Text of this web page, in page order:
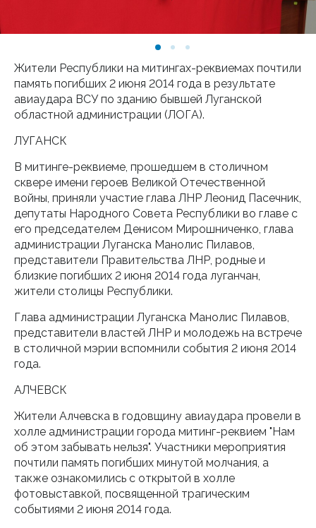
Жители Республики на митингах-реквиемах почтили
память погибших 2 июня 2014 года в результате
авиаудара ВСУ по зданию бывшей Луганской
областной администрации (ЛОГА).
ЛУГАНСК
В митинге-реквиеме, прошедшем в столичном
сквере имени героев Великой Отечественной
войны, приняли участие глава ЛНР Леонид Пасечник,
депутаты Народного Совета Республики во главе с
его председателем Денисом Мирошниченко, глава
администрации Луганска Манолис Пилавов,
представители Правительства ЛНР, родные и
близкие погибших 2 июня 2014 года луганчан,
жители столицы Республики.
Глава администрации Луганска Манолис Пилавов,
представители властей ЛНР и молодежь на встрече
в столичной мэрии вспомнили события 2 июня 2014
года.
АЛЧЕВСК
Жители Алчевска в годовщину авиаудара провели в
холле администрации города митинг-реквием "Нам
об этом забывать нельзя". Участники мероприятия
почтили память погибших минутой молчания, а
также ознакомились с открытой в холле
фотовыставкой, посвященной трагическим
событиями 2 июня 2014 года.